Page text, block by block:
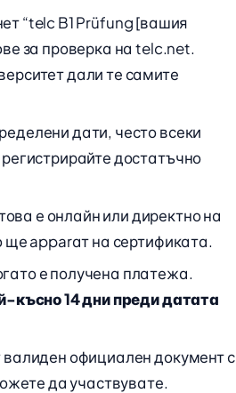
“telc B1 Prüfung [вашия
за проверка на telc.net.
дали те самите
дати, често всеки
достатъчно
е онлайн или директно на
ще apparат на сертификата.
е получена платежа.
късно 14 дни преди датата
официален документ с
да участвувате.